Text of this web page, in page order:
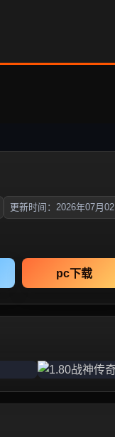
更新时间：2026年07月02
pc下载